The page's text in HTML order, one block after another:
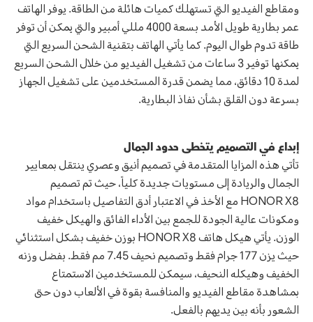
ومقاطع الفيديو التي تستهلك كميات هائلة من الطاقة. يوفر الهاتف
عمر بطارية طويل الأمد بسعة 4000 مللي أمبير والتي يمكن أن توفر
طاقة تدوم طوال اليوم. كما يأتي الهاتف بتقنية الشحن السريع التي
يمكنها توفير 3 ساعات من تشغيل الفيديو من خلال الشحن السريع
لمدة 10 دقائق، مما يضمن قدرة المستخدمين على تشغيل الجهاز
بسرعة دون القلق بشأن نفاذ البطارية.
إبداع في التصميم يتخطى حدود الجمال
تأتي هذه المزايا المتقدمة في تصميم أنيق وعصري ينتقل بمعايير
الجمال والريادة إلى مستويات جديدة كلياً، حيث تم تصميم
HONOR X8 مع الأخذ في الاعتبار أدق التفاصيل باستخدام مواد
ومكونات عالية الجودة للجمع بين الأداء الفائق والهيكل خفيف
الوزن. يأتي هيكل هاتف HONOR X8 بوزن خفيف بشكل استثنائي
حيث يزن 177 جرام فقط وتصميم نحيف 7.45 مم فقط. بفضل وزنه
الخفيف وهيكله النحيف، سيمكن للمستخدمين الاستمتاع
بمشاهدة مقاطع الفيديو والمنافسة بقوة في الألعاب دون حتى
الشعور بأنه بين يديهم بالفعل.